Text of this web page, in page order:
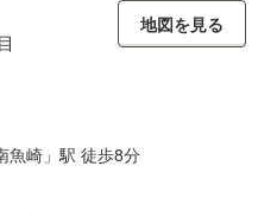
地図を見る
魚崎」駅 徒歩8分